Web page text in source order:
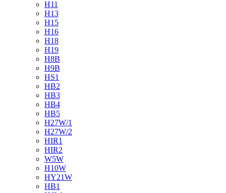
H11
H13
H15
H16
H18
H19
H8B
H9B
HS1
HB2
HB3
HB4
HB5
H27W/1
H27W/2
HIR1
HIR2
W5W
H10W
HY21W
HB1